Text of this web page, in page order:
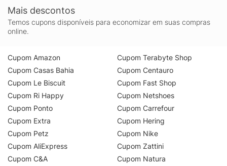
Mais descontos
Temos cupons disponíveis para economizar em suas compras
online.
Cupom Amazon
Cupom Casas Bahia
Cupom Le Biscuit
Cupom Ri Happy
Cupom Ponto
Cupom Extra
Cupom Petz
Cupom AliExpress
Cupom C&A
Cupom Terabyte Shop
Cupom Centauro
Cupom Fast Shop
Cupom Netshoes
Cupom Carrefour
Cupom Hering
Cupom Nike
Cupom Zattini
Cupom Natura